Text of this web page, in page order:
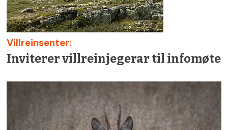
Villreinsenter:
Inviterer villreinjegerar til infomøte